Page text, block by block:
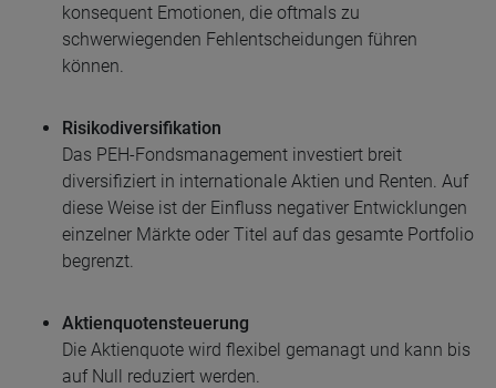
konsequent Emotionen, die oftmals zu
schwerwiegenden Fehlentscheidungen führen
können.
Risikodiversifikation
Das PEH-Fondsmanagement investiert breit
diversifiziert in internationale Aktien und Renten. Auf
diese Weise ist der Einfluss negativer Entwicklungen
einzelner Märkte oder Titel auf das gesamte Portfolio
begrenzt.
Aktienquotensteuerung
Die Aktienquote wird flexibel gemanagt und kann bis
auf Null reduziert werden.